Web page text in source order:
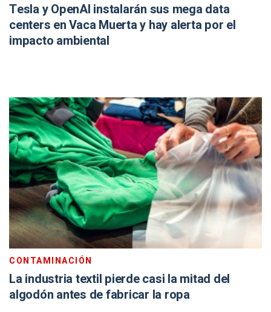
Tesla y OpenAI instalarán sus mega data
centers en Vaca Muerta y hay alerta por el
impacto ambiental
CONTAMINACIÓN
La industria textil pierde casi la mitad del
algodón antes de fabricar la ropa